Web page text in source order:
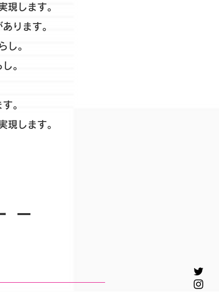
現します。
ります。
し。
。
。
現します。
－